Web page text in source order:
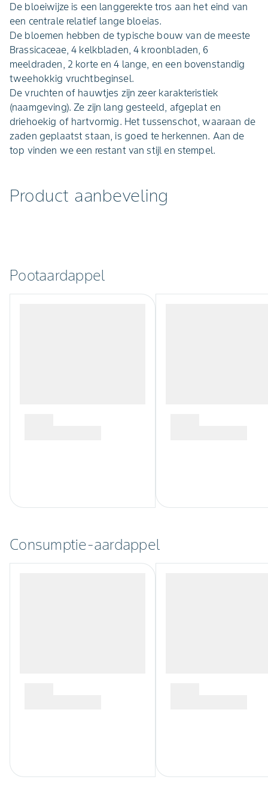
De bloeiwijze is een langgerekte tros aan het eind van
een centrale relatief lange bloeias.
De bloemen hebben de typische bouw van de meeste
Brassicaceae, 4 kelkbladen, 4 kroonbladen, 6
meeldraden, 2 korte en 4 lange, en een bovenstandig
tweehokkig vruchtbeginsel.
De vruchten of hauwtjes zijn zeer karakteristiek
(naamgeving). Ze zijn lang gesteeld, afgeplat en
driehoekig of hartvormig. Het tussenschot, waaraan de
zaden geplaatst staan, is goed te herkennen. Aan de
top vinden we een restant van stijl en stempel.
Product aanbeveling
Pootaardappel
Consumptie-aardappel